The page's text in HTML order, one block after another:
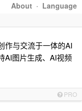
About · Language
作与交流于一体的AI
AI图片生成、AI视频
PRO